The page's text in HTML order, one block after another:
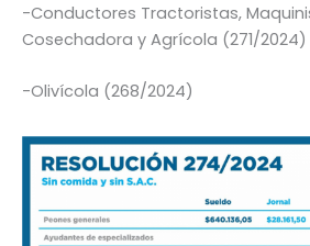
-Conductores Tractoristas,
Cosechadora y Agrícola (271/2024)
-Olivícola (268/2024)